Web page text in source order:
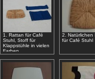
1. Rattan für Café
Stuhl, Stoff für
Klappstühle in vielen
Farben
2. Natürlichen
für Café Stuhl